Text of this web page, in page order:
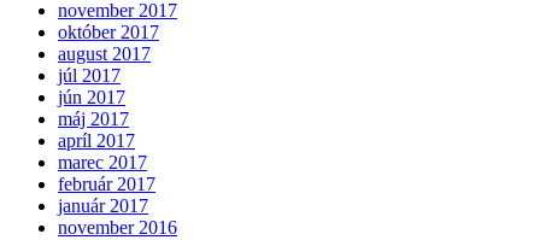
november 2017
október 2017
august 2017
júl 2017
jún 2017
máj 2017
apríl 2017
marec 2017
február 2017
január 2017
november 2016